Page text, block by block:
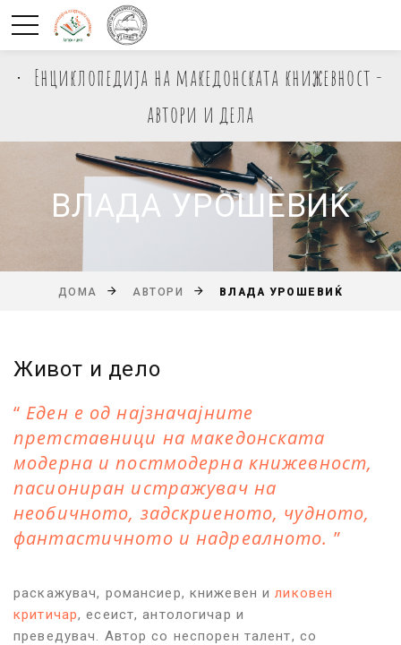
Енциклопедија на македонската книжевност -
автори и дела
ВЛАДА УРОШЕВИЌ
ДОМА АВТОРИ ВЛАДА УРОШЕВИЌ
Живот и дело
Еден е од најзначајните
претставници на македонската
модерна и постмодерна книжевност,
пасиониран истражувач на
необичното, задскриеното, чудното,
фантастичното и надреалното.
раскажувач, романсиер, книжевен иликовен
критичар, есеист, антологичар и
преведувач. Автор со неспорен талент, со